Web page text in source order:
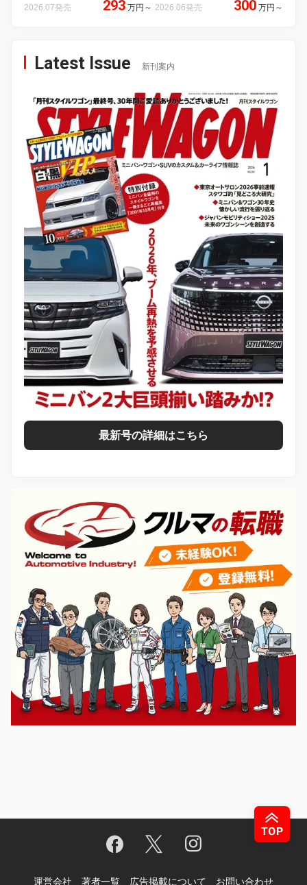
2026.07発売 293 万円 ～ 2026.06発売 300 万円 ～
Latest Issue 新刊案内
最新号の詳細はこちら
運営会社 著者一覧 広告掲載について お問い合わせ